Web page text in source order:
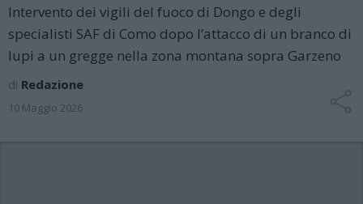
Intervento dei vigili del fuoco di Dongo e degli
specialisti SAF di Como dopo l’attacco di un branco di
lupi a un gregge nella zona montana sopra Garzeno
di Redazione
10 Maggio 2026